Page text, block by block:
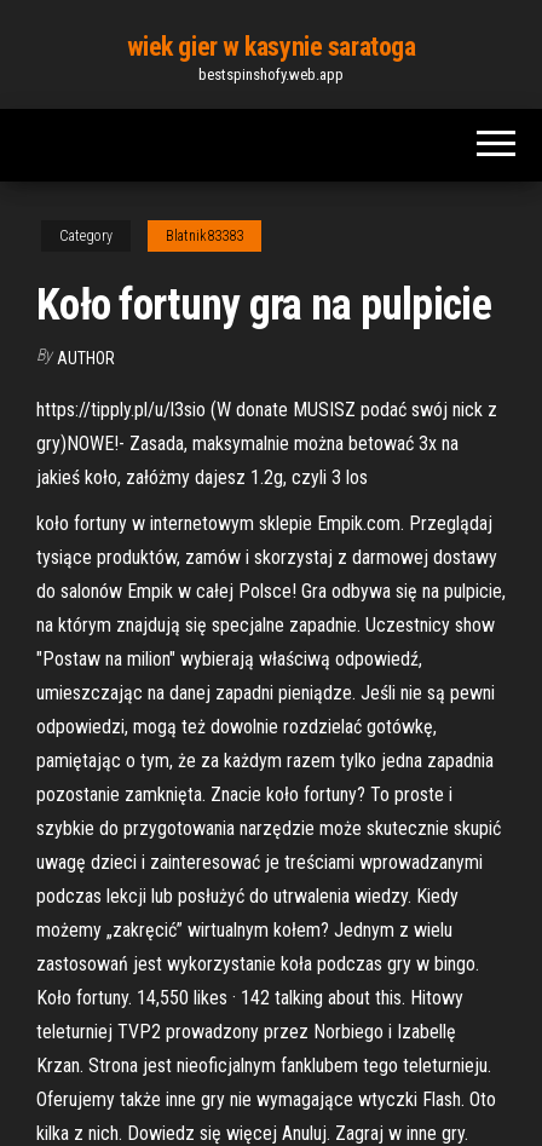
content
wiek gier w kasynie saratoga
bestspinshofy.web.app
Category Blatnik83383
Koło fortuny gra na pulpicie
By AUTHOR
https://tipply.pl/u/l3sio (W donate MUSISZ podać swój nick z
gry)NOWE!- Zasada, maksymalnie można betować 3x na
jakieś koło, załóżmy dajesz 1.2g, czyli 3 los
koło fortuny w internetowym sklepie Empik.com. Przeglądaj
tysiące produktów, zamów i skorzystaj z darmowej dostawy
do salonów Empik w całej Polsce! Gra odbywa się na pulpicie,
na którym znajdują się specjalne zapadnie. Uczestnicy show
"Postaw na milion" wybierają właściwą odpowiedź,
umieszczając na danej zapadni pieniądze. Jeśli nie są pewni
odpowiedzi, mogą też dowolnie rozdzielać gotówkę,
pamiętając o tym, że za każdym razem tylko jedna zapadnia
pozostanie zamknięta. Znacie koło fortuny? To proste i
szybkie do przygotowania narzędzie może skutecznie skupić
uwagę dzieci i zainteresować je treściami wprowadzanymi
podczas lekcji lub posłużyć do utrwalenia wiedzy. Kiedy
możemy „zakręcić” wirtualnym kołem? Jednym z wielu
zastosowań jest wykorzystanie koła podczas gry w bingo.
Koło fortuny. 14,550 likes · 142 talking about this. Hitowy
teleturniej TVP2 prowadzony przez Norbiego i Izabellę
Krzan. Strona jest nieoficjalnym fanklubem tego teleturnieju.
Oferujemy także inne gry nie wymagające wtyczki Flash. Oto
kilka z nich. Dowiedz się więcej Anuluj. Zagraj w inne gry.